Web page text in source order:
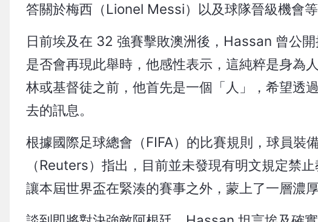
答關於梅西（Lionel Messi）以及球隊晉級機會
日前埃及在 32 強賽擊敗澳洲後，Hassan 曾公
是否會再現此舉時，他感性表示，這純粹是身為
林或基督徒之前，他首先是一個「人」，希望透
去的訊息。
根據國際足球總會（FIFA）的比賽規則，球員裝
（Reuters）指出，目前並未發現有明文規定禁
讓本屆世界盃在緊湊的賽事之外，蒙上了一層濃厚